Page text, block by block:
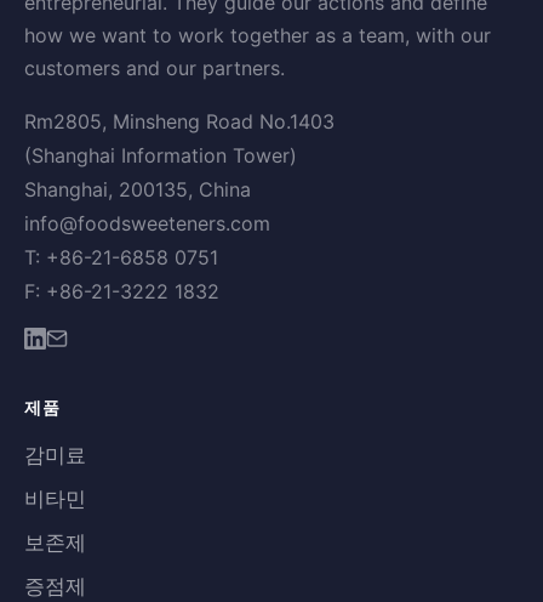
how we want to work together as a team, with our
customers and our partners.
Rm2805, Minsheng Road No.1403
(Shanghai Information Tower)
Shanghai, 200135, China
info@foodsweeteners.com
T: +86-21-6858 0751
F: +86-21-3222 1832
제품
감미료
비타민
보존제
증점제